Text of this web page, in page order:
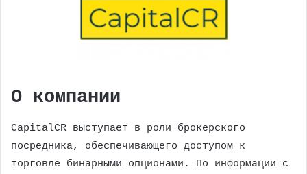
О компании
CapitalCR выступает в роли брокерского
посредника, обеспечивающего доступом к
торговле бинарными опционами. По информации с